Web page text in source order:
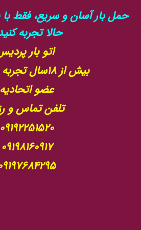
حمل بار آسان و سریع، فقط
حالا تجربه
اتو بار
بیش از 18سال تجربه درخشان
عضو اتحادیه
تلفن تماس و
09192251520
09198160917